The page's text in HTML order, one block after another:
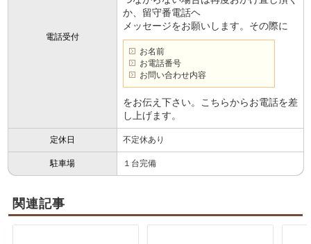
電話受付
か、留守番電話ヘ
メッセージをお願いします。その際に
お名前
お電話番号
お問い合わせ内容
をお伝え下さい。こちらからお電話を差
し上げます。
定休日 不定休あり
駐車場 １台完備
関連記事